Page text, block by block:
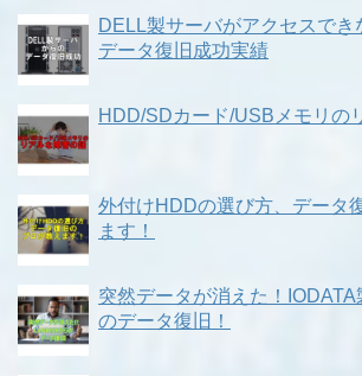
DELL製サーバがアクセスでき
データ復旧成功実績
HDD/SDカード/USBメモリの
外付けHDDの選び方、データ
ます！
突然データが消えた！
のデータ復旧！